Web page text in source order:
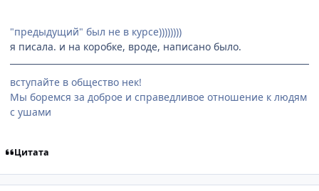
"предыдущий" был не в курсе))))))))
я писала. и на коробке, вроде, написано было.
вступайте в общество нек!
Мы боремся за доброе и справедливое отношение к людям
с ушами
Цитата